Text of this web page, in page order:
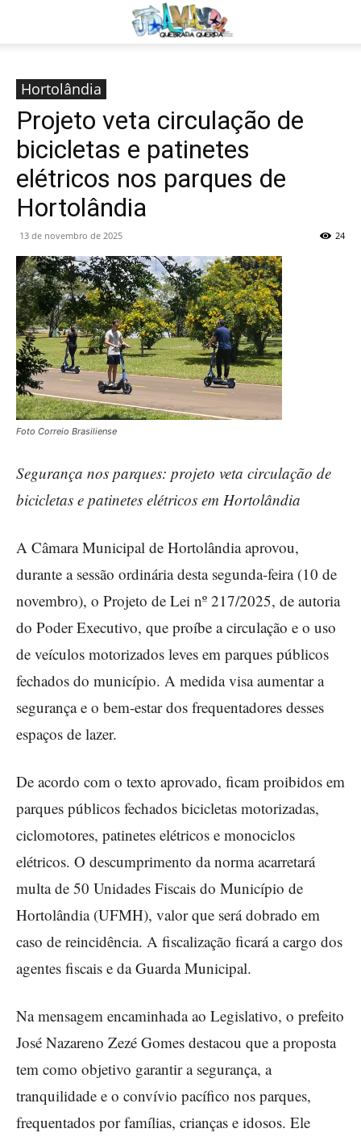
Hortolândia
Projeto veta circulação de
bicicletas e patinetes
elétricos nos parques de
Hortolândia
13 de novembro de 2025 24
Foto Correio Brasiliense
Segurança nos parques: projeto veta circulação de
bicicletas e patinetes elétricos em Hortolândia
A Câmara Municipal de Hortolândia aprovou,
durante a sessão ordinária desta segunda-feira (10 de
novembro), o Projeto de Lei nº 217/2025, de autoria
do Poder Executivo, que proíbe a circulação e o uso
de veículos motorizados leves em parques públicos
fechados do município. A medida visa aumentar a
segurança e o bem-estar dos frequentadores desses
espaços de lazer.
De acordo com o texto aprovado, ficam proibidos em
parques públicos fechados bicicletas motorizadas,
ciclomotores, patinetes elétricos e monociclos
elétricos. O descumprimento da norma acarretará
multa de 50 Unidades Fiscais do Município de
Hortolândia (UFMH), valor que será dobrado em
caso de reincidência. A fiscalização ficará a cargo dos
agentes fiscais e da Guarda Municipal.
Na mensagem encaminhada ao Legislativo, o prefeito
José Nazareno Zezé Gomes destacou que a proposta
tem como objetivo garantir a segurança, a
tranquilidade e o convívio pacífico nos parques,
frequentados por famílias, crianças e idosos. Ele